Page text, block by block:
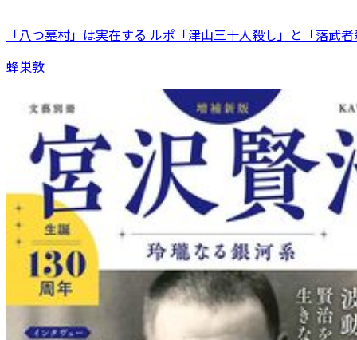
「八つ墓村」は実在する ルポ「津山三十人殺し」と「落武
蜂巣敦